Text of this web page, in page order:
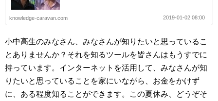
knowledge-caravan.com 2019-01-02 08:00
小中高生のみなさん、みなさんが知りたいと思っているこ
とありませんか？それを知るツールを皆さんはもうすでに
持っています。インターネットを活用して、みなさんが知
りたいと思っていることを家にいながら、お金をかけず
に、ある程度知ることができます。この夏休み、どうぞそ